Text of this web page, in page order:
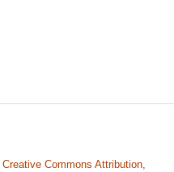
Creative Commons Attribution,